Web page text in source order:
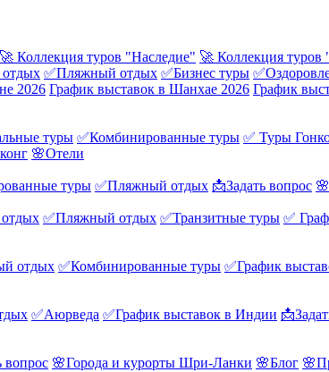
🚀 Коллекция туров "Наследие" 🚀 Коллекция
отдых ✅Пляжный отдых ✅Бизнес туры
2026 График выставок в Шанхае 2026 График
туры ✅Комбинированные туры ✅ Туры
🌸Отели
туры ✅Пляжный отдых 📩Задать вопрос
✅Пляжный отдых ✅Транзитные туры ✅
отдых ✅Комбинированные туры ✅График
✅Аюрведа ✅График выставок в Индии
вопрос 🌸Города и курорты Шри-Ланки 🌸Блог